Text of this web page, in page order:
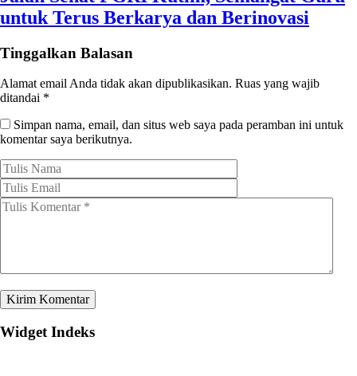
untuk Terus Berkarya dan Berinovasi
Tinggalkan Balasan
Alamat email Anda tidak akan dipublikasikan. Ruas yang wajib
ditandai *
Simpan nama, email, dan situs web saya pada peramban ini untuk
komentar saya berikutnya.
Widget Indeks